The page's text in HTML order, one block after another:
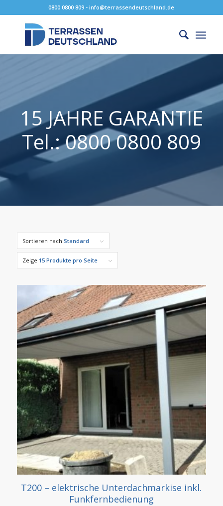
0800 0800 809 - info@terrassendeutschland.de
15 JAHRE GARANTIE
Tel.: 0800 0800 809
Sortieren nach Standard
Zeige 15 Produkte pro Seite
T200 – elektrische Unterdachmarkise inkl.
Funkfernbedienung